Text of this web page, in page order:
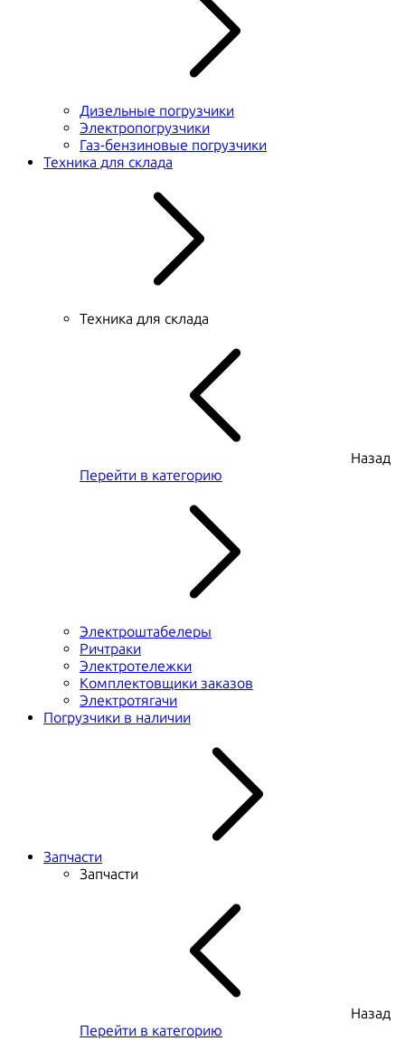
Дизельные погрузчики
Электропогрузчики
Газ-бензиновые погрузчики
Техника для склада
Техника для склада
Назад
Перейти в категорию
Электроштабелеры
Ричтраки
Электротележки
Комплектовщики заказов
Электротягачи
Погрузчики в наличии
Запчасти
Запчасти
Назад
Перейти в категорию